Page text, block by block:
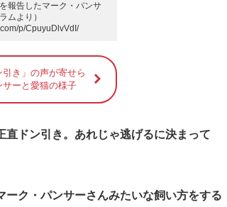
報告したマーク・パンサ
ムより）
p/CpuyuDlvVdI/
引き」の声が寄せら
ーと愛猫の様子
直ドン引き。あれじゃ逃げるに決まって
ーク・パンサーさんみたいな飼い方をする